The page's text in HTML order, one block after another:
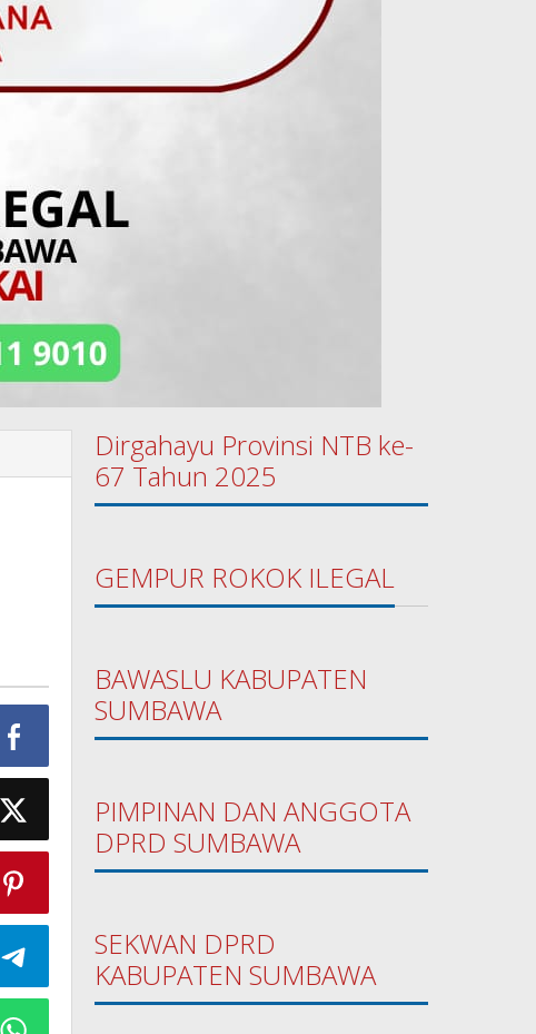
Dirgahayu Provinsi NTB ke-
67 Tahun 2025
GEMPUR ROKOK ILEGAL
BAWASLU KABUPATEN
SUMBAWA
PIMPINAN DAN ANGGOTA
DPRD SUMBAWA
SEKWAN DPRD
KABUPATEN SUMBAWA